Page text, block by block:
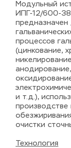
Модульный
ИПГ-12/600-
предназначен
процессов
(цинкование,
и т.д.),
производстве
очистки
Технология